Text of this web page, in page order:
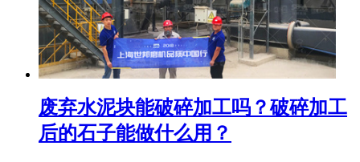
废弃水泥块能破碎加工吗？破碎加工
后的石子能做什么用？